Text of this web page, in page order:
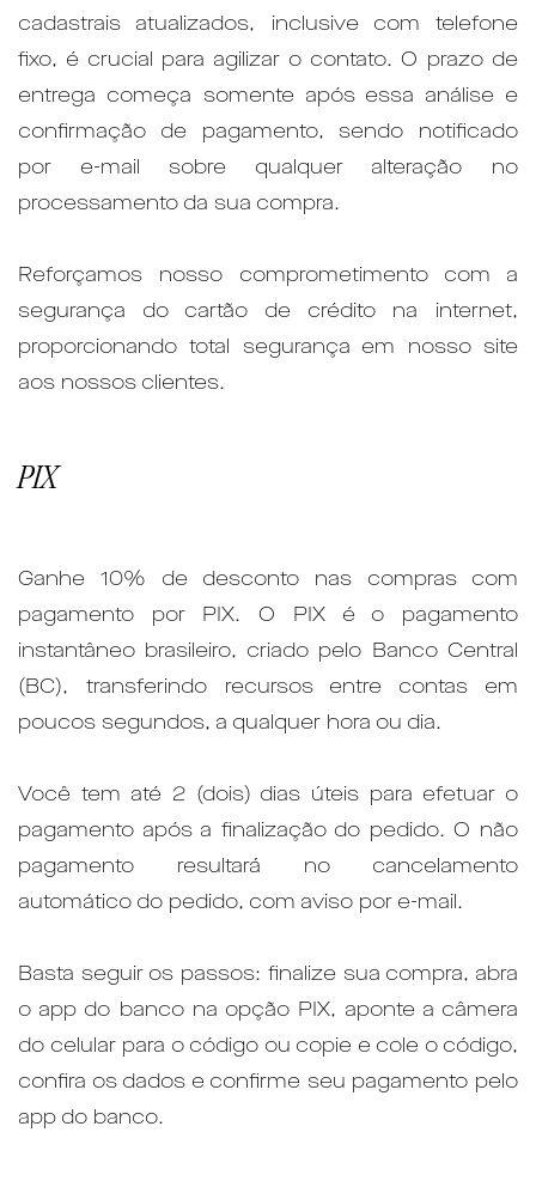
cadastrais atualizados, inclusive com telefone
fixo, é crucial para agilizar o contato. O prazo de
entrega começa somente após essa análise e
confirmação de pagamento, sendo notificado
por e-mail sobre qualquer alteração no
processamento da sua compra.
Reforçamos nosso comprometimento com a
segurança do cartão de crédito na internet,
proporcionando total segurança em nosso site
aos nossos clientes.
PIX
Ganhe 10% de desconto nas compras com
pagamento por PIX. O PIX é o pagamento
instantâneo brasileiro, criado pelo Banco Central
(BC), transferindo recursos entre contas em
poucos segundos, a qualquer hora ou dia.
Você tem até 2 (dois) dias úteis para efetuar o
pagamento após a finalização do pedido. O não
pagamento resultará no cancelamento
automático do pedido, com aviso por e-mail.
Basta seguir os passos: finalize sua compra, abra
o app do banco na opção PIX, aponte a câmera
do celular para o código ou copie e cole o código,
confira os dados e confirme seu pagamento pelo
app do banco.